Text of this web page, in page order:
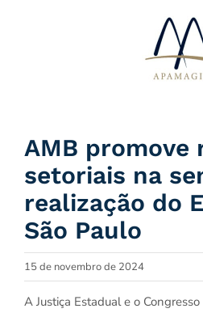
AMB promove
setoriais na
realização do
São Paulo
15 de novembro de 2024
A Justiça Estadual e o